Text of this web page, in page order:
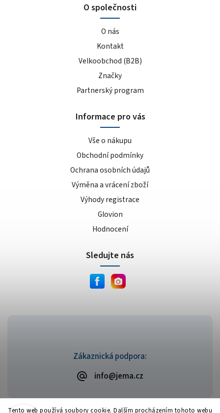
Tento web používá soubory cookie. Dalším procházením tohoto webu
Zákaznická podpora:
info@jema.cz
O společnosti
O nás
Kontakt
Velkoobchod (B2B)
Značky
Partnerský program
Informace pro vás
Vše o nákupu
Obchodní podmínky
Ochrana osobních údajů
Výměna a vrácení zboží
Výhody registrace
Glovion
Hodnocení
Sledujte nás